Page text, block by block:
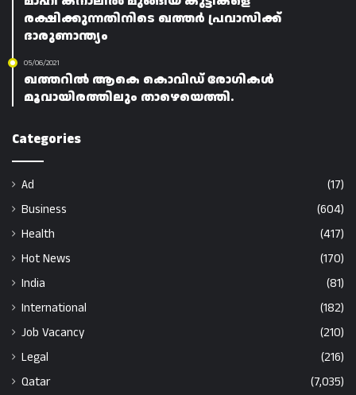
രക്ഷിക്കുന്നതിനിടെ ഖത്തർ പ്രവാസിക്ക്
ദാരുണാന്ത്യം
05/06/2021
ഖത്തറിൽ ആകെ കൊവിഡ് രോഗികൾ
മൂവായിരത്തിലും താഴെയെത്തി.
Categories
Ad
(17)
Business
(604)
Health
(417)
Hot News
(170)
India
(81)
International
(182)
Job Vacancy
(210)
Legal
(216)
Qatar
(7,035)